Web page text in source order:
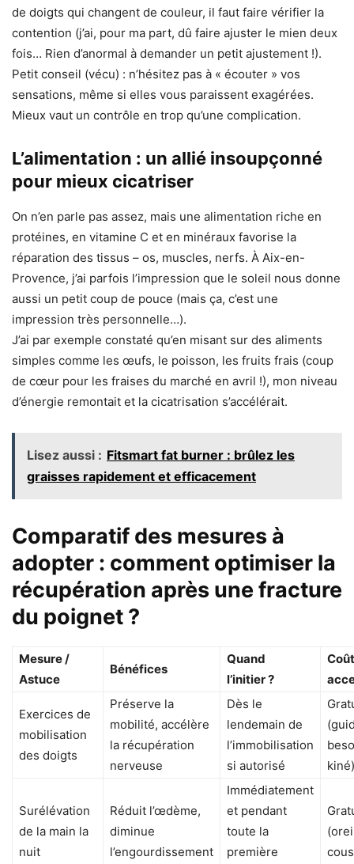
de doigts qui changent de couleur, il faut faire vérifier la
contention (j’ai, pour ma part, dû faire ajuster le mien deux
fois… Rien d’anormal à demander un petit ajustement !).
Petit conseil (vécu) : n’hésitez pas à « écouter » vos
sensations, même si elles vous paraissent exagérées.
Mieux vaut un contrôle en trop qu’une complication.
L’alimentation : un allié insoupçonné
pour mieux cicatriser
On n’en parle pas assez, mais une alimentation riche en
protéines, en vitamine C et en minéraux favorise la
réparation des tissus – os, muscles, nerfs. À Aix-en-
Provence, j’ai parfois l’impression que le soleil nous donne
aussi un petit coup de pouce (mais ça, c’est une
impression très personnelle…).
J’ai par exemple constaté qu’en misant sur des aliments
simples comme les œufs, le poisson, les fruits frais (coup
de cœur pour les fraises du marché en avril !), mon niveau
d’énergie remontait et la cicatrisation s’accélérait.
Lisez aussi : Fitsmart fat burner : brûlez les
graisses rapidement et efficacement
Comparatif des mesures à
adopter : comment optimiser la
récupération après une fracture
du poignet ?
Mesure /
Astuce
Bénéfices
Quand
l’initier ?
Exercices de
mobilisation
des doigts
Préserve la
mobilité, accélère
la récupération
nerveuse
Dès le
lendemain de
l’immobilisation
si autorisé
kiné)
Surélévation
de la main la
nuit
Réduit l’œdème,
diminue
l’engourdissement
Immédiatement
et pendant
toute la
première